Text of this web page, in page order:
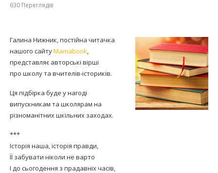
630 Переглядів
Галина Нижник, постійна читачка
нашого сайтуMamabook,
представляє авторські вірші
про школу та вчителів-істориків.
Ця підбірка буде у нагоді
випускникам та школярам на
різноманітних шкільних заходах.
***
Історія наша, історія правди,
ЇЇ забувати ніколи не варто
І до сьогодення з прадавніх часів,